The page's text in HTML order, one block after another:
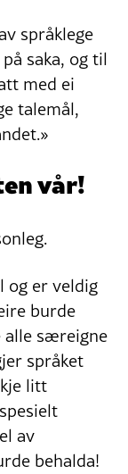
språklege
saka, og til
med ei
talemål,
vår!
og er veldig
burde
alle særeigne
språket
litt
av
behalda!